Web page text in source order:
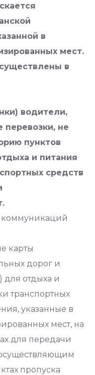
в
мест.
в
водители,
не
пунктов
и питания
средств
коммуникаций
карты
дорог и
для отдыха и
транспортных
указанные в
мест, на
для передачи
пропуска